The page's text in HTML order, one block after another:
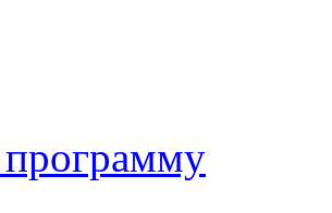
программу